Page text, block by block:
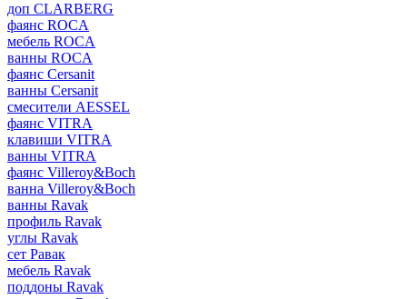
доп CLARBERG
фаянс ROCA
мебель ROCA
ванны ROCA
фаянс Cersanit
ванны Cersanit
смесители AESSEL
фаянс VITRA
клавиши VITRA
ванны VITRA
фаянс Villeroy&Boch
ванна Villeroy&Boch
ванны Ravak
профиль Ravak
углы Ravak
сет Равак
мебель Ravak
поддоны Ravak